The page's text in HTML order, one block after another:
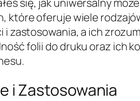
się, jak uniwersalny
które oferuje wiele
zastosowania, a ich
folii do druku oraz ich
i Zastosowania